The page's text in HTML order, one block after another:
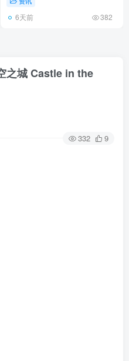
6天前 382
之城 Castle in the
332 9